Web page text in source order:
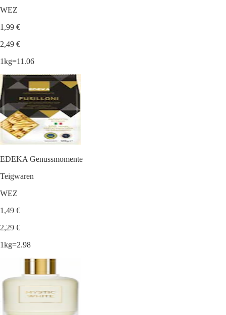
WEZ
1,99 €
2,49 €
1kg=11.06
EDEKA Genussmomente
Teigwaren
WEZ
1,49 €
2,29 €
1kg=2.98